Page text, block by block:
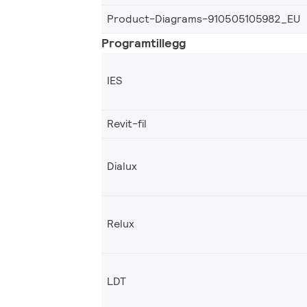
Product-Diagrams-910505105982_EU
Programtillegg
IES
Revit-fil
Dialux
Relux
LDT